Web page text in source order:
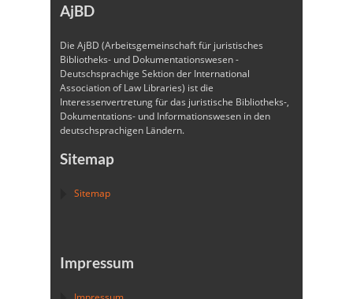
AjBD
Die AjBD (Arbeitsgemeinschaft für juristisches
Bibliotheks- und Dokumentationswesen -
Deutschsprachige Sektion der International
Association of Law Libraries) ist die
Interessenvertretung für das juristische Bibliotheks-,
Dokumentations- und Informationswesen in den
deutschsprachigen Ländern.
Sitemap
Sitemap
Impressum